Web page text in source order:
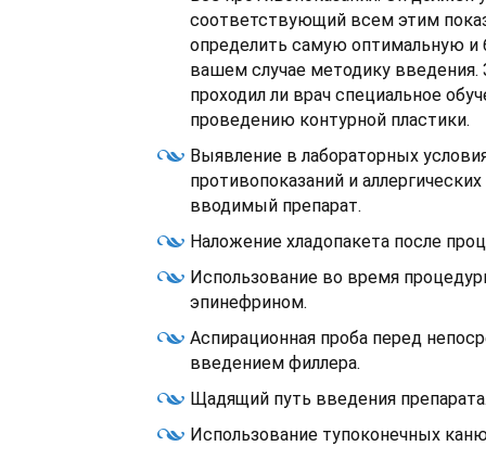
соответствующий всем этим
определить самую оптимальную и
вашем случае методику введения.
проходил ли врач специальное
проведению контурной пластики.
Выявление в лабораторных
противопоказаний и
вводимый препарат.
Наложение хладопакета после
Использование во время
эпинефрином.
Аспирационная проба перед
введением филлера.
Щадящий путь введения
Использование тупоконечных